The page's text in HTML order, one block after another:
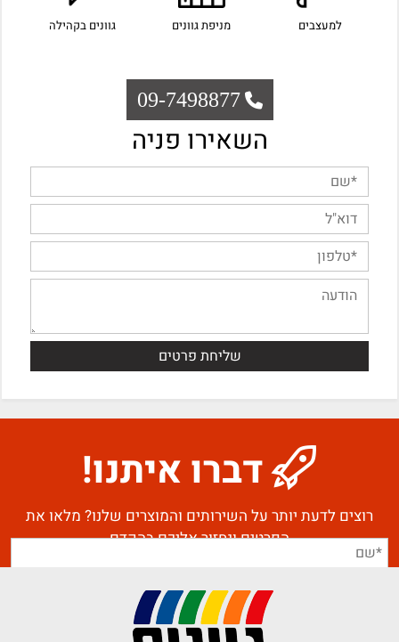
למעצבים מניפת גוונים גוונים בקהילה
09-7498877
השאירו פניה
דברו איתנו!
רוצים לדעת יותר על השירותים והמוצרים שלנו? מלאו את
הפרטים ונחזור אליכם בהקדם